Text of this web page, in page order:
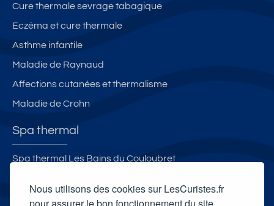
Nous utilisons des cookies sur LesCuristes.fr
Cure thermale sevrage tabagique
Eczéma et cure thermale
Asthme infantile
Maladie de Raynaud
Affections cutanées et thermalisme
Maladie de Crohn
Spa thermal
Spa thermal Les Bains du Couloubret